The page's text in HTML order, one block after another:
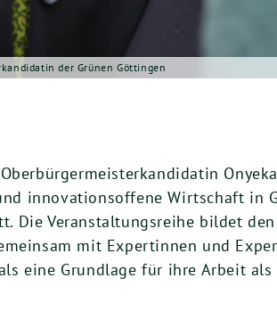
der Grünen Göttingen
innovationsoffene Wirtschaft in
Die Veranstaltungsreihe bildet
mit Expertinnen und
eine Grundlage für ihre Arbeit als